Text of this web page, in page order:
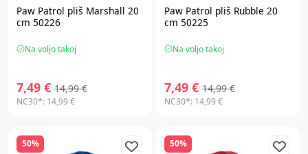
Paw Patrol pliš Marshall 20
cm 50226
Na voljo takoj
7,49 € 14,99 €
NC30*: 14,99 €
Paw Patrol pliš Rubble 20
cm 50225
Na voljo takoj
7,49 € 14,99 €
NC30*: 14,99 €
50% 50%